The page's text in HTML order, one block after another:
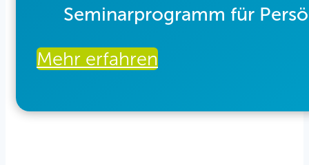
Seminarprogramm für
Mehr erfahren